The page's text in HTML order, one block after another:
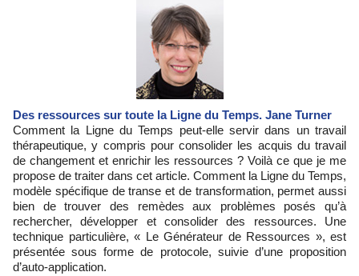
Des ressources sur toute la Ligne du Temps. Jane Turner
Comment la Ligne du Temps peut-elle servir dans un travail
thérapeutique, y compris pour consolider les acquis du travail
de changement et enrichir les ressources ? Voilà ce que je me
propose de traiter dans cet article. Comment la Ligne du Temps,
modèle spécifique de transe et de transformation, permet aussi
bien de trouver des remèdes aux problèmes posés qu’à
rechercher, développer et consolider des ressources. Une
technique particulière, « Le Générateur de Ressources », est
présentée sous forme de protocole, suivie d’une proposition
d’auto-application.